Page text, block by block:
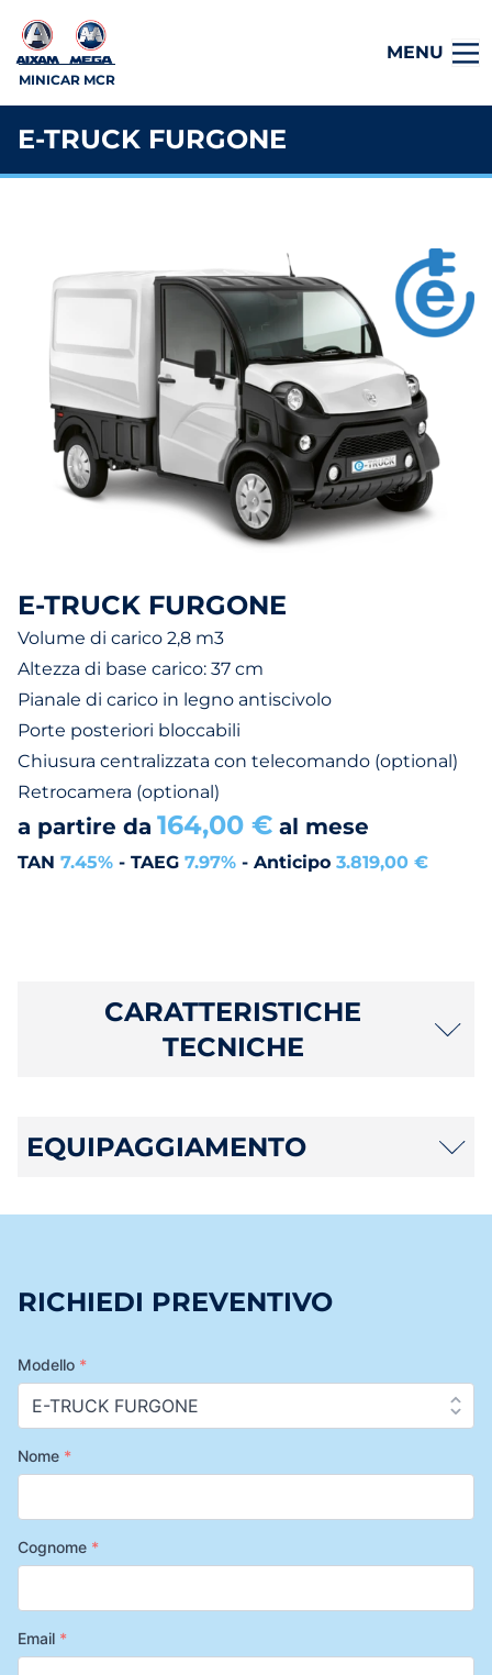
MINICAR MCR
MENU
E-TRUCK FURGONE
E-TRUCK FURGONE
Volume di carico 2,8 m3
Altezza di base carico: 37 cm
Pianale di carico in legno antiscivolo
Porte posteriori bloccabili
Chiusura centralizzata con telecomando (optional)
Retrocamera (optional)
a partire da 164,00 € al mese
TAN 7.45% - TAEG 7.97% - Anticipo 3.819,00 €
CARATTERISTICHE
TECNICHE
EQUIPAGGIAMENTO
RICHIEDI PREVENTIVO
Modello *
Nome *
Cognome *
Email *